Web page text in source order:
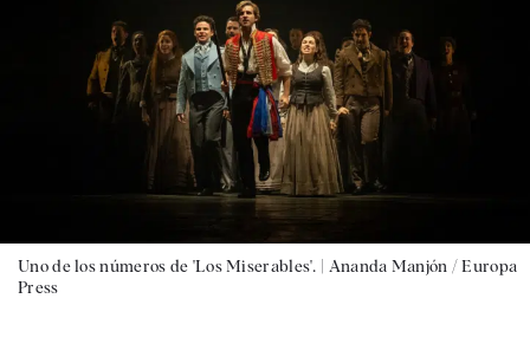
Uno de los números de 'Los Miserables'. | Ananda Manjón / Europa
Press